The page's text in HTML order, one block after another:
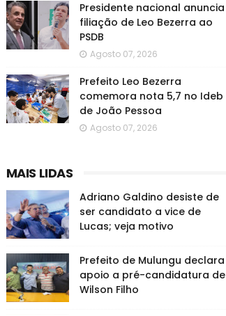
Presidente nacional anuncia
filiação de Leo Bezerra ao
PSDB
Agosto 07, 2026
Prefeito Leo Bezerra
comemora nota 5,7 no Ideb
de João Pessoa
Agosto 07, 2026
MAIS LIDAS
Adriano Galdino desiste de
ser candidato a vice de
Lucas; veja motivo
Prefeito de Mulungu declara
apoio a pré-candidatura de
Wilson Filho